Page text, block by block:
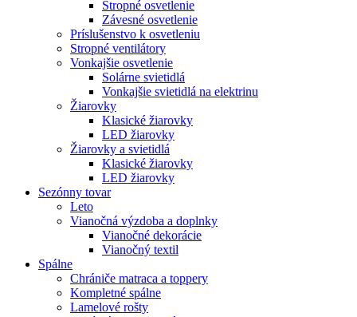
Stropné osvetlenie
Závesné osvetlenie
Príslušenstvo k osvetleniu
Stropné ventilátory
Vonkajšie osvetlenie
Solárne svietidlá
Vonkajšie svietidlá na elektrinu
Žiarovky
Klasické žiarovky
LED žiarovky
Žiarovky a svietidlá
Klasické žiarovky
LED žiarovky
Sezónny tovar
Leto
Vianočná výzdoba a doplnky
Vianočné dekorácie
Vianočný textil
Spálne
Chrániče matraca a toppery
Kompletné spálne
Lamelové rošty